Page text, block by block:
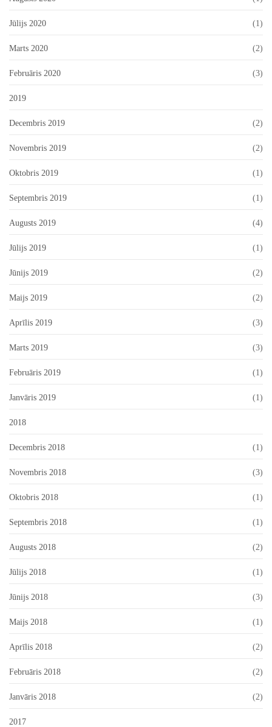
Jūlijs 2020 (1)
Marts 2020 (2)
Februāris 2020 (3)
2019
Decembris 2019 (2)
Novembris 2019 (2)
Oktobris 2019 (1)
Septembris 2019 (1)
Augusts 2019 (4)
Jūlijs 2019 (1)
Jūnijs 2019 (2)
Maijs 2019 (2)
Aprīlis 2019 (3)
Marts 2019 (3)
Februāris 2019 (1)
Janvāris 2019 (1)
2018
Decembris 2018 (1)
Novembris 2018 (3)
Oktobris 2018 (1)
Septembris 2018 (1)
Augusts 2018 (2)
Jūlijs 2018 (1)
Jūnijs 2018 (3)
Maijs 2018 (1)
Aprīlis 2018 (2)
Februāris 2018 (2)
Janvāris 2018 (2)
2017